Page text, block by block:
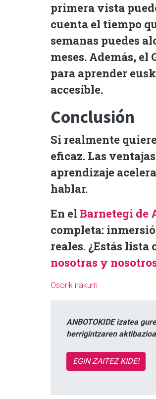
primera vista
cuenta el tiempo
semanas puedes
meses. Además, el
para aprender
accesible.
Conclusión
Si realmente
eficaz. Las
aprendizaje
hablar.
En el Barnetegi de
completa:
reales. ¿Estás lista
nosotras y
Osorik irakurri
ANBOTOKIDE izatea
herrigintzaren
EGIN ZAITEZ KIDE!